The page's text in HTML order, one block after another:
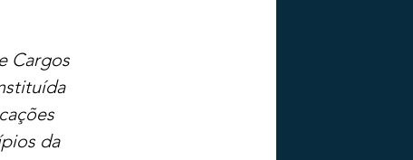
Cargos
da